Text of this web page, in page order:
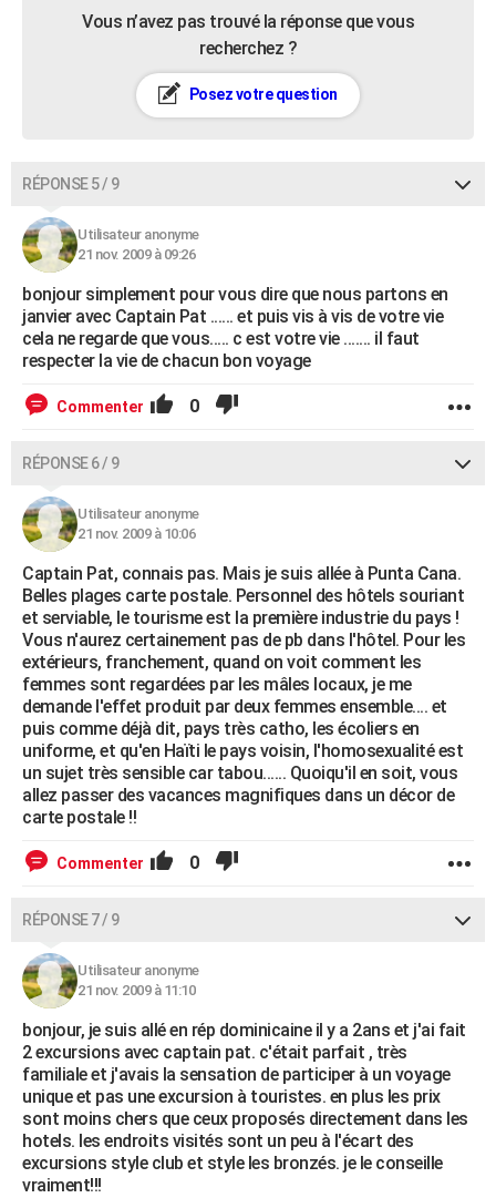
Vous n’avez pas trouvé la réponse que vous
recherchez ?
Posez votre question
RÉPONSE 5 / 9
Utilisateur anonyme
21 nov. 2009 à 09:26
bonjour simplement pour vous dire que nous partons en
janvier avec Captain Pat ...... et puis vis à vis de votre vie
cela ne regarde que vous..... c est votre vie ....... il faut
respecter la vie de chacun bon voyage
Commenter 0
RÉPONSE 6 / 9
Utilisateur anonyme
21 nov. 2009 à 10:06
Captain Pat, connais pas. Mais je suis allée à Punta Cana.
Belles plages carte postale. Personnel des hôtels souriant
et serviable, le tourisme est la première industrie du pays !
Vous n'aurez certainement pas de pb dans l'hôtel. Pour les
extérieurs, franchement, quand on voit comment les
femmes sont regardées par les mâles locaux, je me
demande l'effet produit par deux femmes ensemble.... et
puis comme déjà dit, pays très catho, les écoliers en
uniforme, et qu'en Haïti le pays voisin, l'homosexualité est
un sujet très sensible car tabou...... Quoiqu'il en soit, vous
allez passer des vacances magnifiques dans un décor de
carte postale !!
Commenter 0
RÉPONSE 7 / 9
Utilisateur anonyme
21 nov. 2009 à 11:10
bonjour, je suis allé en rép dominicaine il y a 2ans et j'ai fait
2 excursions avec captain pat. c'était parfait , très
familiale et j'avais la sensation de participer à un voyage
unique et pas une excursion à touristes. en plus les prix
sont moins chers que ceux proposés directement dans les
hotels. les endroits visités sont un peu à l'écart des
excursions style club et style les bronzés. je le conseille
vraiment!!!